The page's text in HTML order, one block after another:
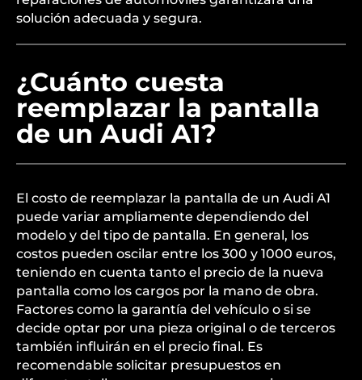
solución adecuada y segura.
¿Cuánto cuesta
reemplazar la pantalla
de un Audi A1?
El costo de reemplazar la pantalla de un Audi A1
puede variar ampliamente dependiendo del
modelo y del tipo de pantalla. En general, los
costos pueden oscilar entre los 300 y 1000 euros,
teniendo en cuenta tanto el precio de la nueva
pantalla como los cargos por la mano de obra.
Factores como la garantía del vehículo o si se
decide optar por una pieza original o de terceros
también influirán en el precio final. Es
recomendable solicitar presupuestos en